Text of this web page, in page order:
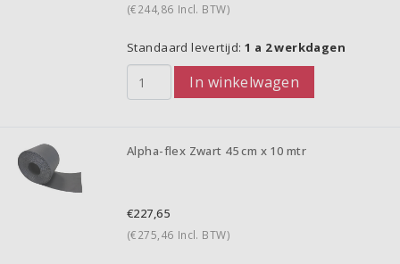
(€244,86 Incl. BTW)
Standaard levertijd: 1 a 2 werkdagen
In winkelwagen
Alpha-flex Zwart 45 cm x 10 mtr
€227,65
(€275,46 Incl. BTW)